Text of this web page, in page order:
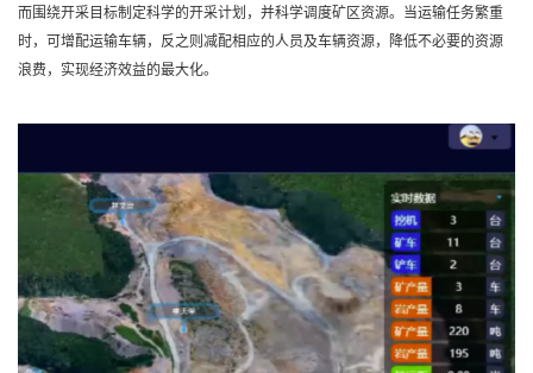
而围绕开采目标制定科学的开采计划，并科学调度矿区资源。当运输任务繁重
时，可增配运输车辆，反之则减配相应的人员及车辆资源，降低不必要的资源
浪费，实现经济效益的最大化。